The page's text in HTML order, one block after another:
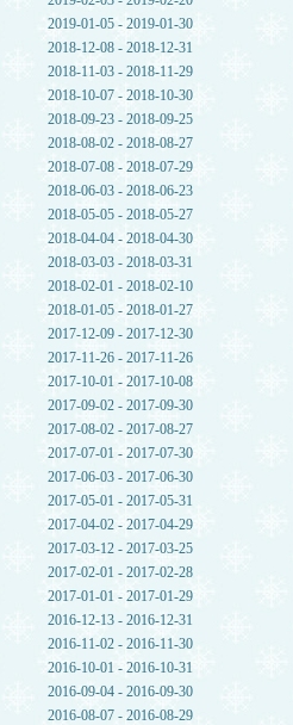
2019-01-05 - 2019-01-30
2018-12-08 - 2018-12-31
2018-11-03 - 2018-11-29
2018-10-07 - 2018-10-30
2018-09-23 - 2018-09-25
2018-08-02 - 2018-08-27
2018-07-08 - 2018-07-29
2018-06-03 - 2018-06-23
2018-05-05 - 2018-05-27
2018-04-04 - 2018-04-30
2018-03-03 - 2018-03-31
2018-02-01 - 2018-02-10
2018-01-05 - 2018-01-27
2017-12-09 - 2017-12-30
2017-11-26 - 2017-11-26
2017-10-01 - 2017-10-08
2017-09-02 - 2017-09-30
2017-08-02 - 2017-08-27
2017-07-01 - 2017-07-30
2017-06-03 - 2017-06-30
2017-05-01 - 2017-05-31
2017-04-02 - 2017-04-29
2017-03-12 - 2017-03-25
2017-02-01 - 2017-02-28
2017-01-01 - 2017-01-29
2016-12-13 - 2016-12-31
2016-11-02 - 2016-11-30
2016-10-01 - 2016-10-31
2016-09-04 - 2016-09-30
2016-08-07 - 2016-08-29